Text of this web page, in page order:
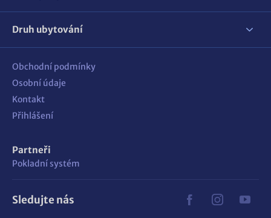
Druh ubytování
Obchodní podmínky
Osobní údaje
Kontakt
Přihlášení
Partneři
Pokladní systém
Sledujte nás